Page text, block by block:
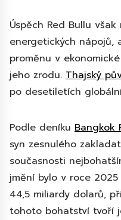
Úspěch Red Bullu
energetických nápojů,
proměnu v
jeho zrodu. Thajský
po desetiletích
Podle deníku Bangkok
syn zesnulého
současnosti
jmění bylo v roce
44,5 miliardy dolarů,
tohoto bohatství tvoří